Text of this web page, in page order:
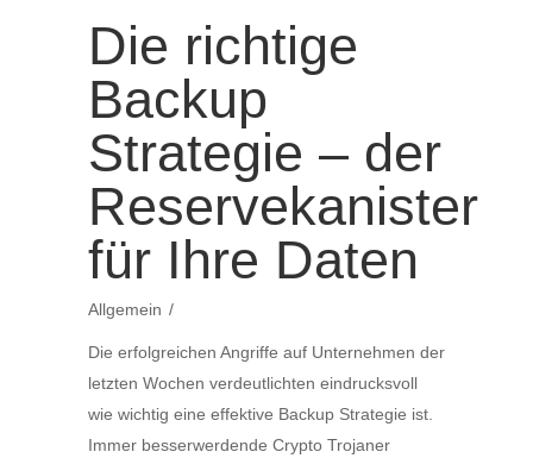
Die richtige
Backup
Strategie – der
Reservekanister
für Ihre Daten
Allgemein
Die erfolgreichen Angriffe auf Unternehmen der
letzten Wochen verdeutlichten eindrucksvoll
wie wichtig eine effektive Backup Strategie ist.
Immer besserwerdende Crypto Trojaner